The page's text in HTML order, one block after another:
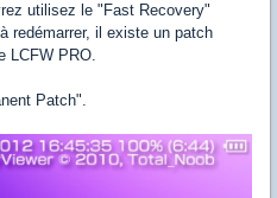
utilisez le "Fast Recovery"
redémarrer, il existe un patch
LCFW PRO.
Patch".